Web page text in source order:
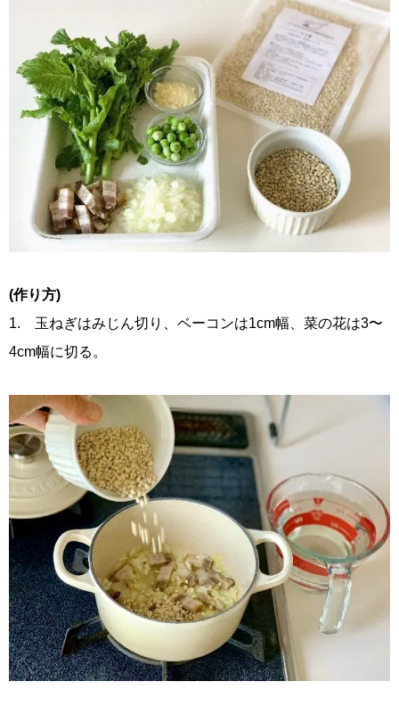
(作り方)
1. 玉ねぎはみじん切り、ベーコンは1cm幅、菜の花は3〜
4cm幅に切る。